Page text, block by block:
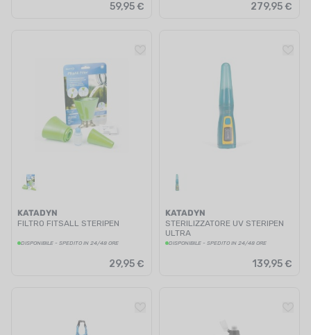
59,95 € 279,95 €
KATADYN
FILTRO FITSALL STERIPEN
DISPONIBILE - SPEDITO IN 24/48 ORE
29,95 €
KATADYN
STERILIZZATORE UV STERIPEN
ULTRA
DISPONIBILE - SPEDITO IN 24/48 ORE
139,95 €